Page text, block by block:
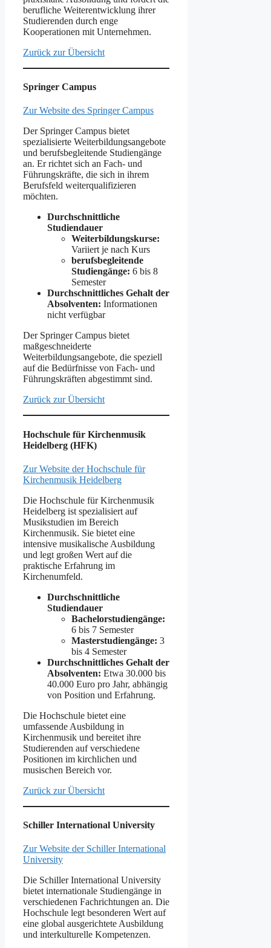
berufliche Weiterentwicklung ihrer
Studierenden durch enge
Kooperationen mit Unternehmen.
Zurück zur Übersicht
Springer Campus
Zur Website des Springer Campus
Der Springer Campus bietet
spezialisierte Weiterbildungsangebote
und berufsbegleitende Studiengänge
an. Er richtet sich an Fach- und
Führungskräfte, die sich in ihrem
Berufsfeld weiterqualifizieren
möchten.
Durchschnittliche
Studiendauer
Weiterbildungskurse:
Variiert je nach Kurs
berufsbegleitende
Studiengänge: 6 bis 8
Semester
Durchschnittliches Gehalt der
Absolventen: Informationen
nicht verfügbar
Der Springer Campus bietet
maßgeschneiderte
Weiterbildungsangebote, die speziell
auf die Bedürfnisse von Fach- und
Führungskräften abgestimmt sind.
Zurück zur Übersicht
Hochschule für Kirchenmusik
Heidelberg (HFK)
Zur Website der Hochschule für
Kirchenmusik Heidelberg
Die Hochschule für Kirchenmusik
Heidelberg ist spezialisiert auf
Musikstudien im Bereich
Kirchenmusik. Sie bietet eine
intensive musikalische Ausbildung
und legt großen Wert auf die
praktische Erfahrung im
Kirchenumfeld.
Durchschnittliche
Studiendauer
Bachelorstudiengänge:
6 bis 7 Semester
Masterstudiengänge: 3
bis 4 Semester
Durchschnittliches Gehalt der
Absolventen: Etwa 30.000 bis
40.000 Euro pro Jahr, abhängig
von Position und Erfahrung.
Die Hochschule bietet eine
umfassende Ausbildung in
Kirchenmusik und bereitet ihre
Studierenden auf verschiedene
Positionen im kirchlichen und
musischen Bereich vor.
Zurück zur Übersicht
Schiller International University
Zur Website der Schiller International
University
Die Schiller International University
bietet internationale Studiengänge in
verschiedenen Fachrichtungen an. Die
Hochschule legt besonderen Wert auf
eine global ausgerichtete Ausbildung
und interkulturelle Kompetenzen.